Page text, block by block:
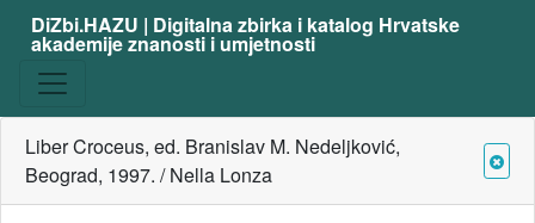
DiZbi.HAZU | Digitalna zbirka i katalog Hrvatske
akademije znanosti i umjetnosti
Liber Croceus, ed. Branislav M. Nedeljković,
Beograd, 1997. / Nella Lonza